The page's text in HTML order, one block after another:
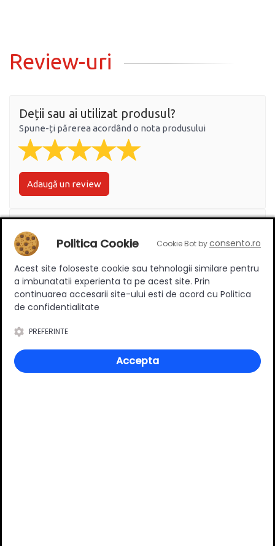
Review-uri
Deții sau ai utilizat produsul?
Spune-ți părerea acordând o nota produsului
Adaugă un review
0(0 review-uri)
Întrebări și răspunsuri
Politica Cookie Cookie Bot byconsento.ro
Acest site foloseste cookie sau tehnologii similare pentru
a imbunatatii experienta ta pe acest site. Prin
continuarea accesarii site-ului esti de acord cu Politica
de confidentialitate
PREFERINTE
Accepta